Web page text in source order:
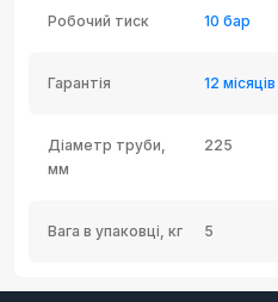
Робочий тиск 10 бар
Гарантія 12 місяців
Діаметр труби,
мм
225
Вага в упаковці, кг 5